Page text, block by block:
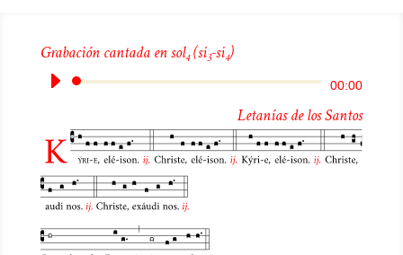
Grabación cantada en sol4(si3-si4)
Reproductor
audio
00:00
Letanías de los Santos